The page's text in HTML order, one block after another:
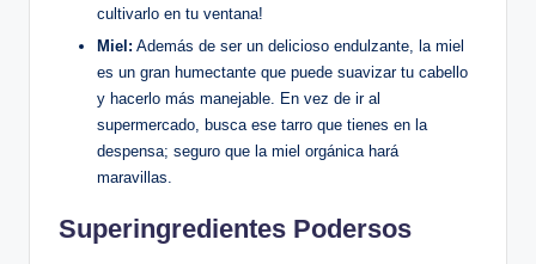
cultivarlo en tu ventana!
Miel: Además de ser un delicioso endulzante, la miel
es un gran humectante que puede suavizar tu cabello
y hacerlo más manejable. En vez de ir al
supermercado, busca ese tarro que tienes en la
despensa; seguro que la miel orgánica hará
maravillas.
Superingredientes Podersos